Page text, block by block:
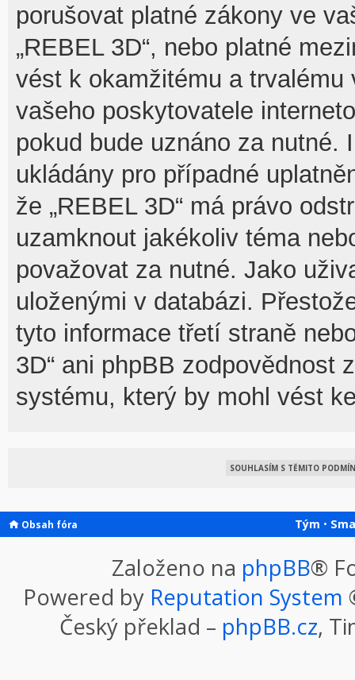
porušovat platné zákony ve
„REBEL 3D“, nebo platné
vést k okamžitému a
vašeho poskytovatele
pokud bude uznáno za nutné.
ukládány pro případné
že „REBEL 3D“ má právo
uzamknout jakékoliv téma
považovat za nutné. Jako
uloženými v databázi.
tyto informace třetí straně
3D“ ani phpBB zodpovědnost
systému, který by mohl vést
Obsah fóra Tým •
Založeno na phpBB®
Powered by Reputation System
Český překlad – phpBB.cz,